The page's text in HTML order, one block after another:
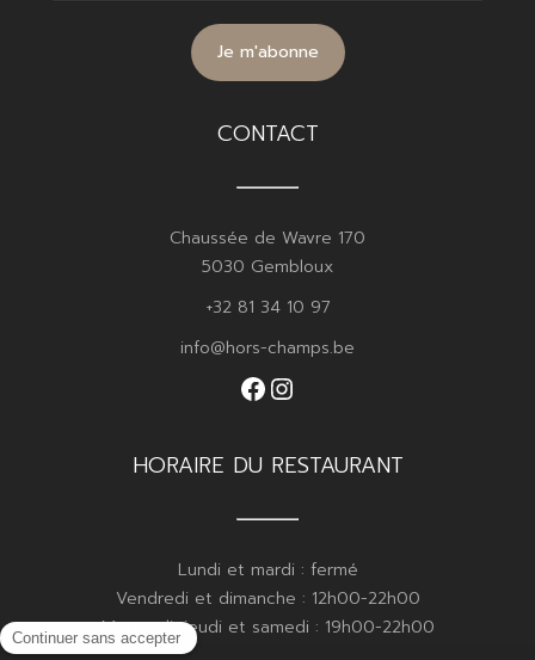
CONTACT
Chaussée de Wavre 170
5030 Gembloux
+32 81 34 10 97
info@hors-champs.be
Facebook
HORAIRE DU RESTAURANT
Lundi et mardi : fermé
Vendredi et dimanche : 12h00-22h00
Mercredi, jeudi et samedi : 19h00-22h00